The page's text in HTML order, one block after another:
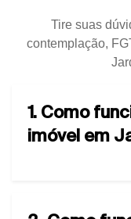
Tire suas
contemplação,
1. Como
imóvel em